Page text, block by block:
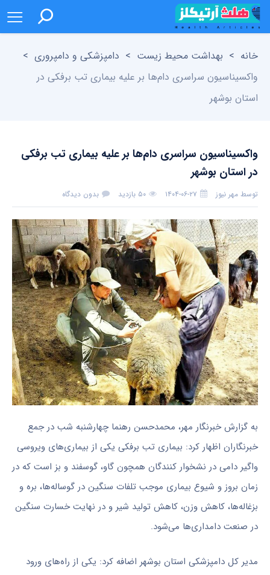
خانه > بهداشت محیط زیست > دامپزشکی و دامپروری >
واکسیناسیون سراسری دام‌ها بر علیه بیماری تب برفکی در
استان بوشهر
واکسیناسیون سراسری دام‌ها بر علیه بیماری تب برفکی
در استان بوشهر
توسط مهر نیوز ۱۴۰۴-۰۶-۲۷ ۵۰ بازدید بدون دیدگاه
به گزارش خبرنگار مهر، محمدحسن رهنما چهارشنبه شب در جمع
خبرنگاران اظهار کرد: بیماری تب برفکی یکی از بیماری‌های ویروسی
واگیر دامی در نشخوار کنندگان همچون گاو، گوسفند و بز است که در
زمان بروز و شیوع بیماری موجب تلفات سنگین در گوساله‌ها، بره و
بزغاله‌ها، کاهش وزن، کاهش تولید شیر و در نهایت خسارت سنگین
در صنعت دامداری‌ها می‌شود.
مدیر کل دامپزشکی استان بوشهر اضافه کرد: یکی از راه‌های ورود